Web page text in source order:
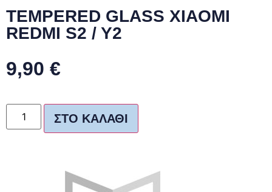
TEMPERED GLASS XIAOMI
REDMI S2 / Y2
9,90 €
ΣΤΟ ΚΑΛΆΘΙ